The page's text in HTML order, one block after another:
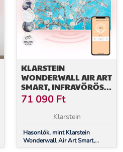
KLARSTEIN
WONDERWALL AIR ART
SMART, INFRAVÖRÖS
HŐSUGÁRZÓ, 120 X 60
CM, 700 W,
ALKALMAZÁS,
71 090 Ft
Klarstein
Hasonlók, mint Klarstein
Wonderwall Air Art Smart,
infravörös hősugárzó, 120 x 60